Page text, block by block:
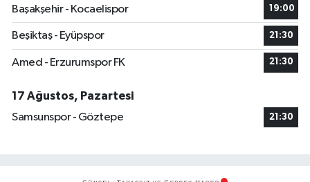
Başakşehir - Kocaelispor
19:00
Beşiktaş - Eyüpspor 21:30
Amed - Erzurumspor FK 21:30
17 Ağustos, Pazartesi
Samsunspor - Göztepe
21:30